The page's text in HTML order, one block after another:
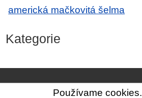
americká mačkovitá šelma
Kategorie
Používame cookies.